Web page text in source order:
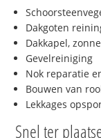
Dakgoten
Dakkapel,
Gevelreiniging
Nok reparatie
Bouwen van
Lekkages
Snel ter